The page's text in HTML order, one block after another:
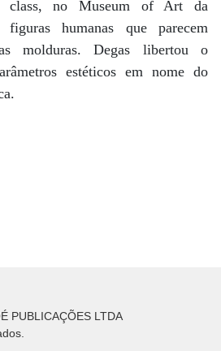
class, no Museum of Art da
humanas que parecem
molduras. Degas libertou o
estéticos em nome do
PUBLICAÇÕES LTDA